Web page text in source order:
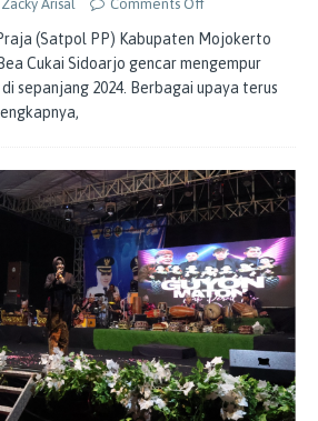
Zacky Arisal Comments Off
(Satpol PP) Kabupaten Mojokerto
Cukai Sidoarjo gencar mengempur
sepanjang 2024. Berbagai upaya terus